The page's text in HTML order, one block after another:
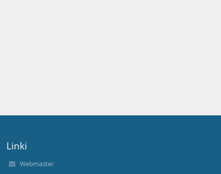
Linki
Webmaster